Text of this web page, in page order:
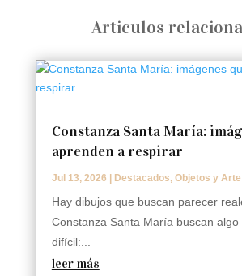
Articulos
Constanza Santa María:
aprenden a respirar
Jul 13, 2026 | Destacados, Objetos y Arte
Hay dibujos que buscan parecer
Constanza Santa María buscan algo
difícil:...
leer más